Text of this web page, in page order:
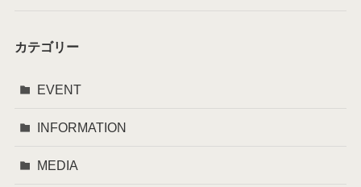
カテゴリー
EVENT
INFORMATION
MEDIA